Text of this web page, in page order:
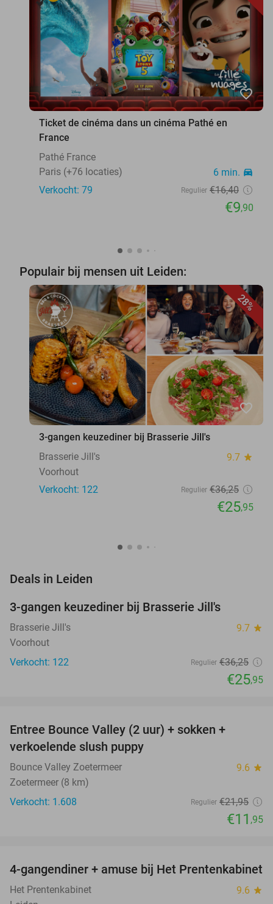
favorite_border
Ticket de cinéma dans un cinéma Pathé en
France
Pathé France
Paris (+76 locaties)
6 min. directions_car
Verkocht: 79 Regulier €16,40
€9,90
Populair bij mensen uit Leiden:
28%
favorite_border
3-gangen keuzediner bij Brasserie Jill's
Brasserie Jill's
9.7 star
Voorhout
Verkocht: 122
Regulier €36,25
€25,95
Deals in Leiden
3-gangen keuzediner bij Brasserie Jill's
Brasserie Jill's 9.7 star
Voorhout
Verkocht: 122
Regulier €36,25
€25,95
Entree Bounce Valley (2 uur) + sokken +
verkoelende slush puppy
Bounce Valley Zoetermeer 9.6 star
Zoetermeer (8 km)
Verkocht: 1.608
Regulier €21,95
€11 ,95
37%
4-gangendiner + amuse bij Het Prentenkabinet
Het Prentenkabinet 9.6 star